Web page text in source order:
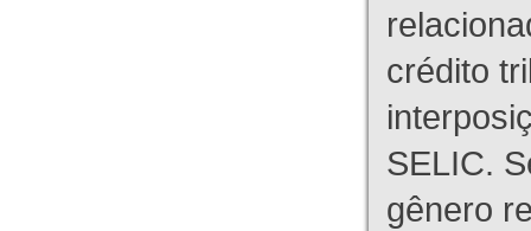
crédito
SELIC.
gênero